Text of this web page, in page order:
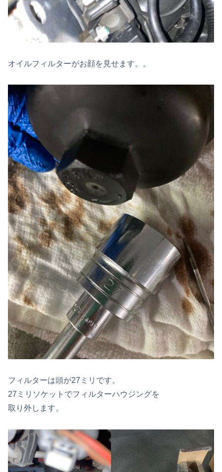
オイルフィルターがお顔を見せます。。
フィルターは頭が27ミリです。
27ミリソケットでフィルターハウジングを
取り外します。